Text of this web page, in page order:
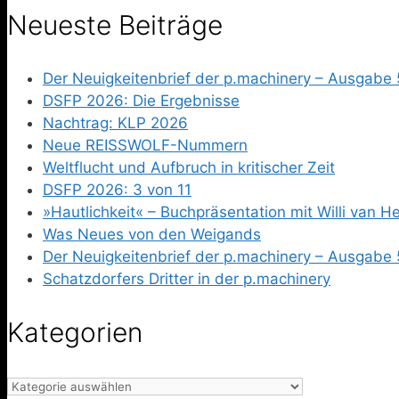
Neueste Beiträge
Der Neuigkeitenbrief der p.machinery – Ausgabe
DSFP 2026: Die Ergebnisse
Nachtrag: KLP 2026
Neue REISSWOLF-Nummern
Weltflucht und Aufbruch in kritischer Zeit
DSFP 2026: 3 von 11
»Hautlichkeit« – Buchpräsentation mit Willi van
Was Neues von den Weigands
Der Neuigkeitenbrief der p.machinery – Ausgabe
Schatzdorfers Dritter in der p.machinery
Kategorien
Kategorien